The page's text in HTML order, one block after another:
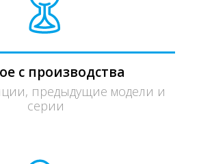
с производства
предыдущие модели и
серии